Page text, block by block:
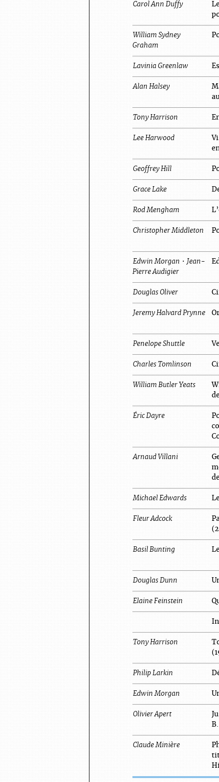
Carol Ann Duffy
William Sydney
Graham
Lavinia Greenlaw
Alan Halsey
Tony Harrison
Lee Harwood
Geoffrey Hill
Grace Lake
Rod Mengham
Christopher Middleton
Edwin Morgan • Jean-
Pierre Audigier
Douglas Oliver
Jeremy Halvard Prynne
Penelope Shuttle
Charles Tomlinson
William Butler Yeats
Éric Dayre
Arnaud Villani
Michael Edwards
Fleur Adcock
Basil Bunting
Douglas Dunn
Elaine Feinstein
Tony Harrison
Philip Larkin
Edwin Morgan
Olivier Apert
Claude Minière